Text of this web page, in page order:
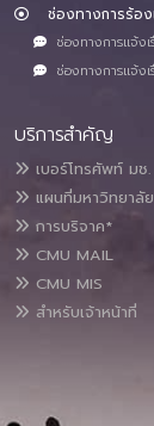
ช่องทางการร้อง
ช่องทางการแจ้ง
ช่องทางการแจ้ง
บริการสำคัญ
เบอร์โทรศัพท์ มช.
แผนที่มหาวิทยาลั
การบริจาค*
CMU MAIL
CMU MIS
สำหรับเจ้าหน้าที่